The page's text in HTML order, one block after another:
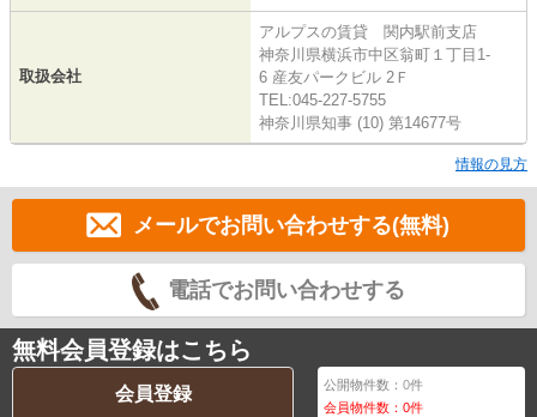
取扱会社
アルプスの賃貸 関内駅前支店
神奈川県横浜市中区翁町１丁目1-
6 産友パークビル 2Ｆ
TEL:045-227-5755
神奈川県知事 (10) 第14677号
情報の見方
メールでお問い合わせする(無料)
電話でお問い合わせする
無料会員登録はこちら
会員登録 公開物件数：0件
会員物件数：0件